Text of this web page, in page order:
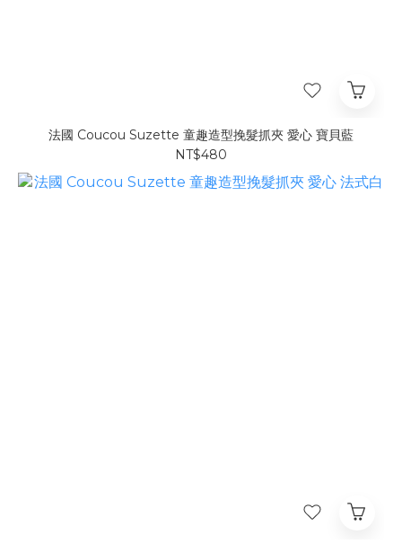
法國 Coucou Suzette 童趣造型挽髮抓夾 愛心 寶貝藍
NT$480